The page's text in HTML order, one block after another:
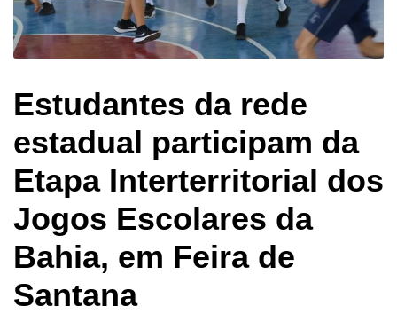
Estudantes da rede
estadual participam da
Etapa Interterritorial dos
Jogos Escolares da
Bahia, em Feira de
Santana